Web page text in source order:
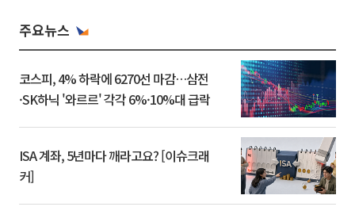
주요뉴스
코스피, 4% 하락에 6270선 마감…삼전
·SK하닉 '와르르' 각각 6%·10%대 급락
ISA 계좌, 5년마다 깨라고요? [이슈크래
커]